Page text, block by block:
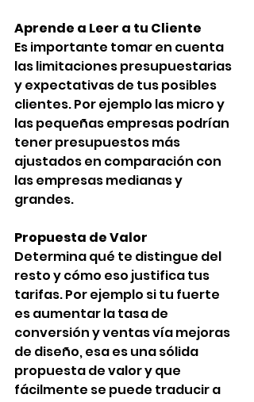
Aprende a Leer a tu Cliente
Es importante tomar en cuenta
las limitaciones presupuestarias
y expectativas de tus posibles
clientes. Por ejemplo las micro y
las pequeñas empresas podrían
tener presupuestos más
ajustados en comparación con
las empresas medianas y
grandes.
Propuesta de Valor
Determina qué te distingue del
resto y cómo eso justifica tus
tarifas. Por ejemplo si tu fuerte
es aumentar la tasa de
conversión y ventas vía mejoras
de diseño, esa es una sólida
propuesta de valor y que
fácilmente se puede traducir a